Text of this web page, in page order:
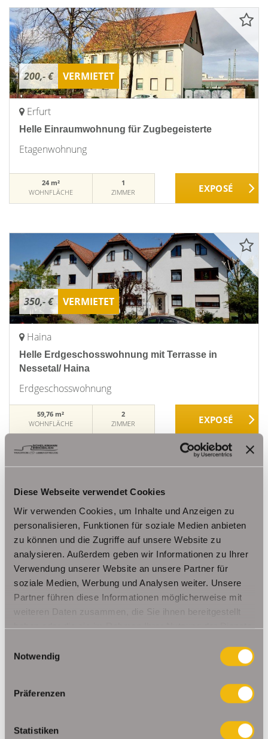
Diese Webseite verwendet Cookies
Wir verwenden Cookies, um Inhalte und Anzeigen zu
personalisieren, Funktionen für soziale Medien anbieten
zu können und die Zugriffe auf unsere Website zu
analysieren. Außerdem geben wir Informationen zu Ihrer
Verwendung unserer Website an unsere Partner für
soziale Medien, Werbung und Analysen weiter. Unsere
Partner führen diese Informationen möglicherweise mit
weiteren Daten zusammen, die Sie ihnen bereitgestellt
haben oder die sie im Rahmen Ihrer Nutzung der Dienste
Notwendig
Präferenzen
Statistiken
200,- € VERMIETET
Erfurt
Helle Einraumwohnung für Zugbegeisterte
Etagenwohnung
24 m²
WOHNFLÄCHE
1
ZIMMER
350,- € VERMIETET
Haina
Helle Erdgeschosswohnung mit Terrasse in
Nessetal/ Haina
Erdgeschosswohnung
59,76 m²
WOHNFLÄCHE
2
ZIMMER
327,- € VERMIETET
Eisenach
Schön geschnittene Dreiraumwohnung mit Balkon
und Einbauküche
WOHNFLÄCHE